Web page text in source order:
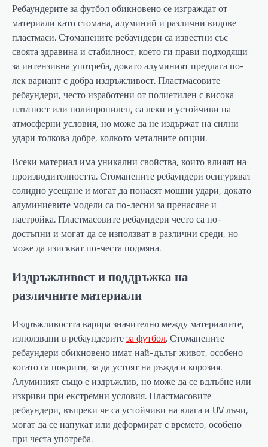
Ребаундерите за футбол обикновено се изграждат от
материали като стомана, алуминий и различни видове
пластмаси. Стоманените ребаундери са известни със
своята здравина и стабилност, което ги прави подходящи
за интензивна употреба, докато алуминият предлага по-
лек вариант с добра издръжливост. Пластмасовите
ребаундери, често изработени от полиетилен с висока
плътност или полипропилен, са леки и устойчиви на
атмосферни условия, но може да не издържат на силни
удари толкова добре, колкото металните опции.
Всеки материал има уникални свойства, които влияят на
производителността. Стоманените ребаундери осигуряват
солидно усещане и могат да понасят мощни удари, докато
алуминиевите модели са по-лесни за пренасяне и
настройка. Пластмасовите ребаундери често са по-
достъпни и могат да се използват в различни среди, но
може да изискват по-честа подмяна.
Издръжливост и поддръжка на
различните материали
Издръжливостта варира значително между материалите,
използвани в ребаундеритеза футбол. Стоманените
ребаундери обикновено имат най-дълъг живот, особено
когато са покрити, за да устоят на ръжда и корозия.
Алуминият също е издръжлив, но може да се вдлъбне или
изкриви при екстремни условия. Пластмасовите
ребаундери, въпреки че са устойчиви на влага и UV лъчи,
могат да се напукат или деформират с времето, особено
при честа употреба.